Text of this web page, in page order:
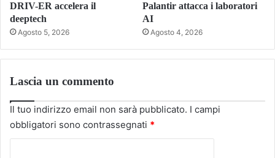
DRIV-ER accelera il
deeptech
Agosto 5, 2026
Palantir attacca i laboratori
AI
Agosto 4, 2026
Lascia un commento
Il tuo indirizzo email non sarà pubblicato. I campi
obbligatori sono contrassegnati *